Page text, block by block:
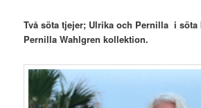
Två söta tjejer; Ulrika och Pernilla i söta
Pernilla Wahlgren kollektion.